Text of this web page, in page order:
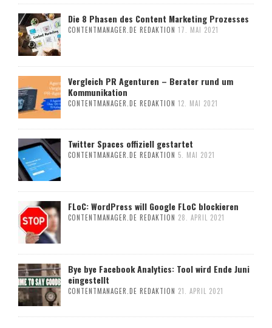
Die 8 Phasen des Content Marketing Prozesses
CONTENTMANAGER.DE REDAKTION 17. MAI 2021
Vergleich PR Agenturen – Berater rund um
Kommunikation
CONTENTMANAGER.DE REDAKTION 12. MAI 2021
Twitter Spaces offiziell gestartet
CONTENTMANAGER.DE REDAKTION 5. MAI 2021
FLoC: WordPress will Google FLoC blockieren
CONTENTMANAGER.DE REDAKTION 28. APRIL 2021
Bye bye Facebook Analytics: Tool wird Ende Juni
eingestellt
CONTENTMANAGER.DE REDAKTION 21. APRIL 2021